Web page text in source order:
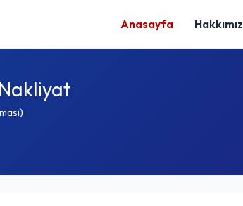
Anasayfa